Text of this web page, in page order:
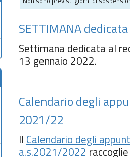
SETTIMANA
Settimana dedicata al
13 gennaio 2022.
Calendario degli
2021/22
Il Calendario degli
a.s.2021/2022